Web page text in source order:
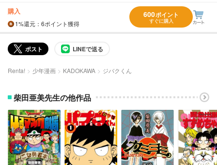
購入
1%還元 ：6ポイント獲得
600ポイント
すぐに購入
ポスト LINEで送る
Renta! 少年漫画 KADOKAWA ジバクくん
柴田亜美先生の他作品